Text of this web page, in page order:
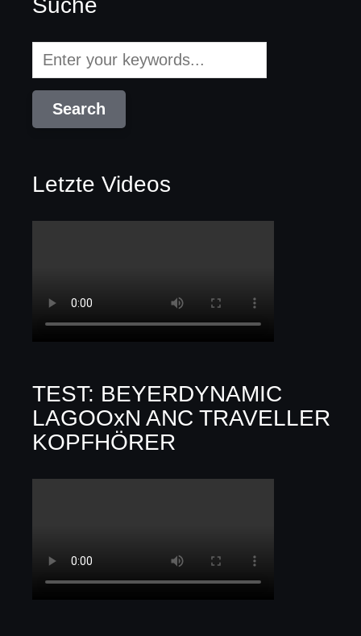
Suche
Letzte Videos
TEST: BEYERDYNAMIC
LAGOOxN ANC TRAVELLER
KOPFHÖRER